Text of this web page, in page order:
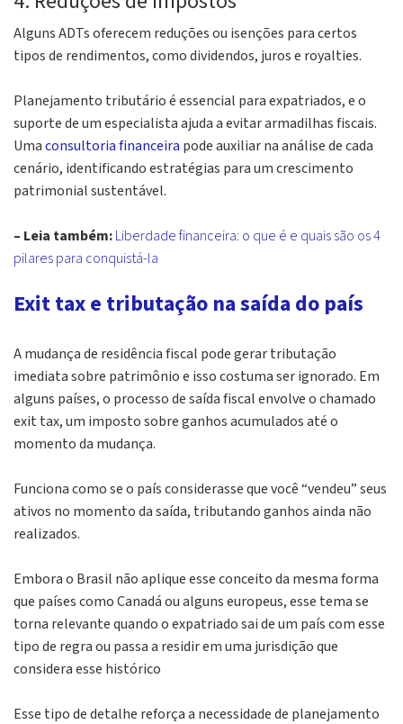
Alguns ADTs oferecem reduções ou isenções para certos
tipos de rendimentos, como dividendos, juros e royalties.
Planejamento tributário é essencial para expatriados, e o
suporte de um especialista ajuda a evitar armadilhas fiscais.
Umaconsultoria financeira pode auxiliar na análise de cada
cenário, identificando estratégias para um crescimento
patrimonial sustentável.
– Leia também:Liberdade financeira: o que é e quais são os 4
pilares para conquistá-la
Exit tax e tributação na saída do país
A mudança de residência fiscal pode gerar tributação
imediata sobre patrimônio e isso costuma ser ignorado. Em
alguns países, o processo de saída fiscal envolve o chamado
exit tax, um imposto sobre ganhos acumulados até o
momento da mudança.
Funciona como se o país considerasse que você “vendeu”seus
ativos no momento da saída, tributando ganhos ainda não
realizados.
Embora o Brasil não aplique esse conceito da mesma forma
que países como Canadá ou alguns europeus, esse tema se
torna relevante quando o expatriado sai de um país com esse
tipo de regra ou passa a residir em uma jurisdição que
considera esse histórico
Esse tipo de detalhe reforça a necessidade de planejamento